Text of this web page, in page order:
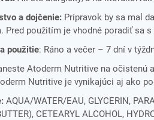
a dojčenie: Prípravok by sa mal
Pred použitím je vhodné poradiť sa
použitie: Ráno a večer – 7 dní v
Atoderm Nutritive na očistenú
Nutritive je vynikajúci aj ako
AQUA/WATER/EAU, GLYCERIN,
CETEARYL ALCOHOL,